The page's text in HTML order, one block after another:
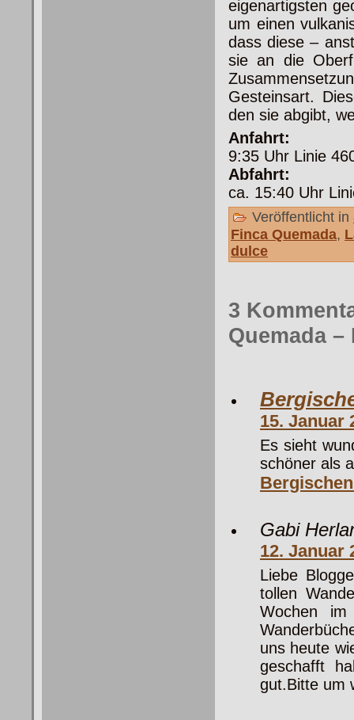
eigenartigsten
um einen
dass diese –
sie an die
Gesteinsart.
den sie abgibt,
Anfahrt:
9:35 Uhr Linie
Abfahrt:
ca. 15:40 Uhr
Veröffentlicht in
Finca Quemada,
dulce
3
Quemada
15. Januar
Es sieht
schöner als
Gabi
12. Januar
Liebe
tollen
Wochen
uns heute
geschafft
gut.Bitte um